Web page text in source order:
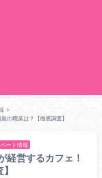
の職業は？【徹底調査】
ート情報
経営するカフェ！